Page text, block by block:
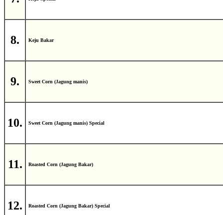
8. Keju Bakar
9. Sweet Corn (Jagung manis)
10. Sweet Corn (Jagung manis) Special
11. Roasted Corn (Jagung Bakar)
12. Roasted Corn (Jagung Bakar) Special